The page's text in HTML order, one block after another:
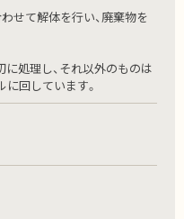
せて解体を行い、廃棄物を
処理し、それ以外のものは
回しています。